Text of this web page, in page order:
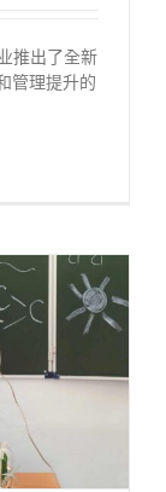
推出了全新
管理提升的